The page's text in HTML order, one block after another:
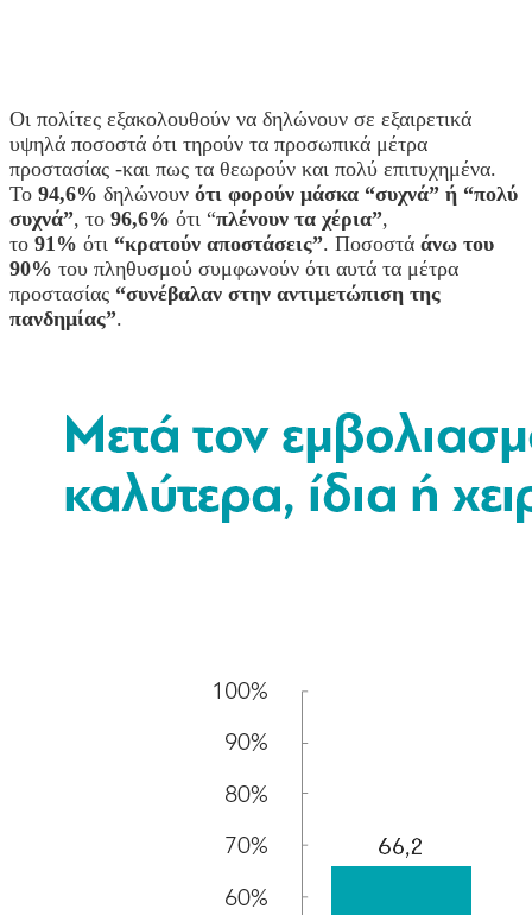
Οι πολίτες εξακολουθούν να δηλώνουν σε εξαιρετικά
υψηλά ποσοστά ότι τηρούν τα προσωπικά μέτρα
προστασίας -και πως τα θεωρούν και πολύ επιτυχημένα.
Το 94,6% δηλώνουν ότι φορούν μάσκα “συχνά” ή “πολύ
συχνά”, το 96,6% ότι “πλένουν τα χέρια”,
το 91% ότι “κρατούν αποστάσεις”. Ποσοστά άνω του
90% του πληθυσμού συμφωνούν ότι αυτά τα μέτρα
προστασίας “συνέβαλαν στην αντιμετώπιση της
πανδημίας”.